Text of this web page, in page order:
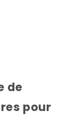
de
pour